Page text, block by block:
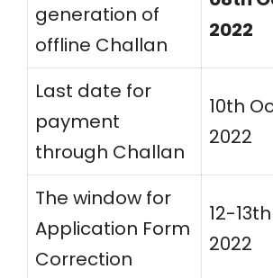
generation of
offline Challan
2022
Last date for
payment
through Challan
10th
2022
The window for
Application Form
Correction
12-
2022